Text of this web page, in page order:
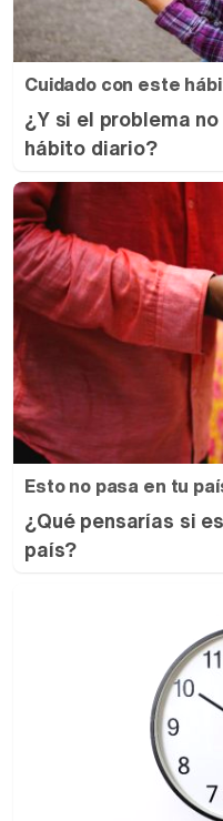
Cuidado con este
¿Y si el problema
hábito diario?
Esto no pasa en tu
¿Qué pensarías si
país?